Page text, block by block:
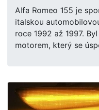
Alfa Romeo 155 je
italskou
roce 1992 až 1997.
motorem, který se